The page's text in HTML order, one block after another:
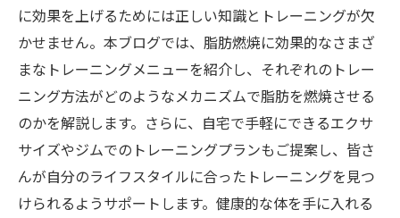
に効果を上げるためには正しい知識とトレーニングが欠
かせません。本ブログでは、脂肪燃焼に効果的なさまざ
まなトレーニングメニューを紹介し、それぞれのトレー
ニング方法がどのようなメカニズムで脂肪を燃焼させる
のかを解説します。さらに、自宅で手軽にできるエクサ
サイズやジムでのトレーニングプランもご提案し、皆さ
んが自分のライフスタイルに合ったトレーニングを見つ
けられるようサポートします。健康的な体を手に入れる